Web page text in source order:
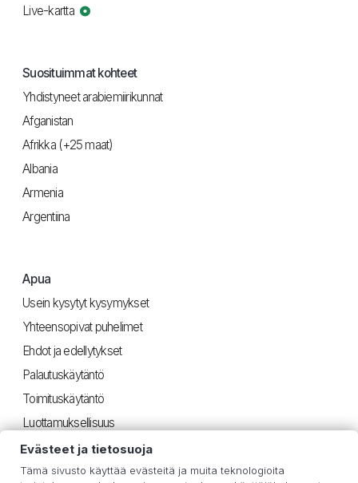
Live-kartta
Suosituimmat kohteet
Yhdistyneet arabiemiirikunnat
Afganistan
Afrikka (+25 maat)
Albania
Armenia
Argentiina
Apua
Usein kysytyt kysymykset
Yhteensopivat puhelimet
Ehdot ja edellytykset
Palautuskäytäntö
Toimituskäytäntö
Luottamuksellisuus
Evästeet ja tietosuoja
Tämä sivusto käyttää evästeitä ja muita teknologioita